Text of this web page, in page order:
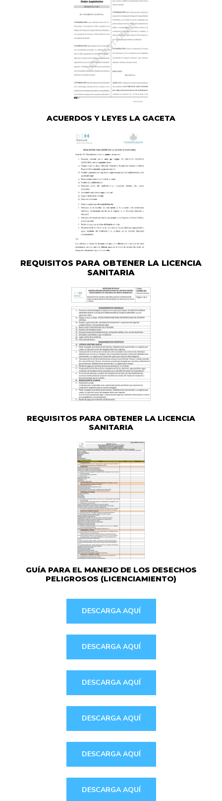
ACUERDOS Y LEYES LA GACETA
REQUISITOS PARA OBTENER LA LICENCIA
SANITARIA
REQUISITOS PARA OBTENER LA LICENCIA
SANITARIA
GUÍA PARA EL MANEJO DE LOS DESECHOS
PELIGROSOS (LICENCIAMIENTO)
DESCARGA AQUÍ
DESCARGA AQUÍ
DESCARGA AQUÍ
DESCARGA AQUÍ
DESCARGA AQUÍ
DESCARGA AQUÍ